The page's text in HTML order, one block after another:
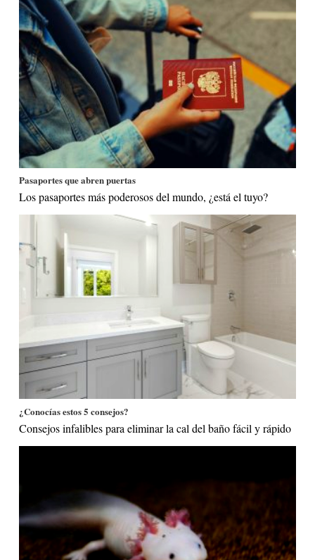
Pasaportes que abren puertas
Los pasaportes más poderosos del mundo, ¿está el tuyo?
¿Conocías estos 5 consejos?
Consejos infalibles para eliminar la cal del baño fácil y rápido